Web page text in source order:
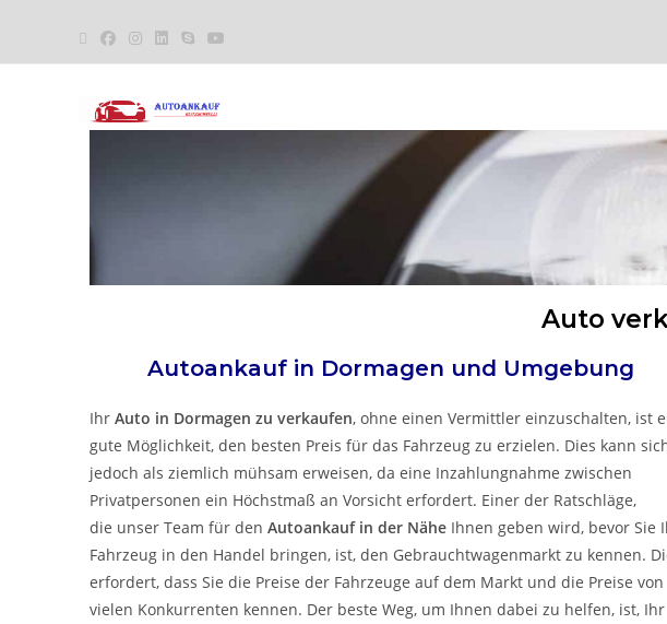
Auto
Autoankauf in Dormagen und Umgebung
Ihr Auto in Dormagen zu verkaufen, ohne einen Vermittler einzuschalten, ist
gute Möglichkeit, den besten Preis für das Fahrzeug zu erzielen. Dies kann
jedoch als ziemlich mühsam erweisen, da eine Inzahlungnahme zwischen
Privatpersonen ein Höchstmaß an Vorsicht erfordert. Einer der Ratschläge,
die unser Team für den Autoankauf in der Nähe Ihnen geben wird, bevor Sie
Fahrzeug in den Handel bringen, ist, den Gebrauchtwagenmarkt zu kennen.
erfordert, dass Sie die Preise der Fahrzeuge auf dem Markt und die Preise von
vielen Konkurrenten kennen. Der beste Weg, um Ihnen dabei zu helfen, ist, Ihr